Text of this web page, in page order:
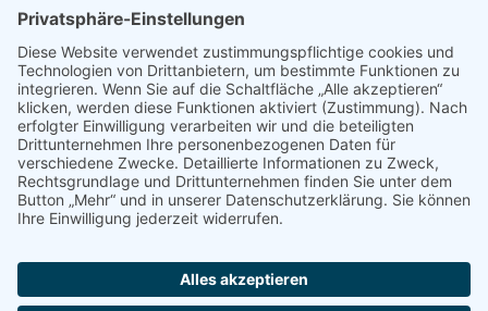
seokratie.de
Tags
Android Android Phone Anwendung App Apple Betriebssystem Datenschutz
Entwicklung Google Handy Internet Plattform